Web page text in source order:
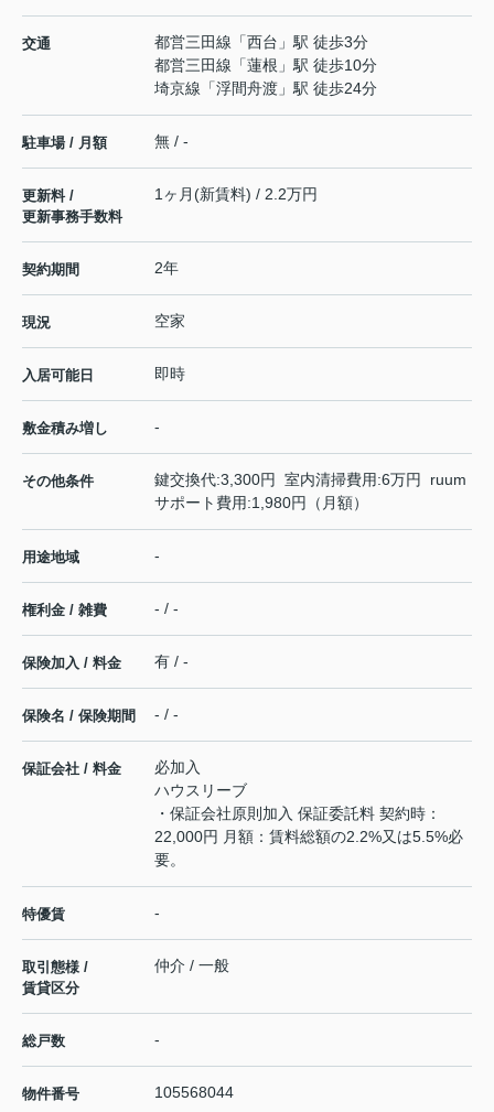
交通 都営三田線 「西台 」駅 徒歩3分
都営三田線 「蓮根 」駅 徒歩10分
埼京線 「浮間舟渡 」駅 徒歩24分
駐車場 / 月額 無 / -
更新料 /
更新事務手数料
1ヶ月(新賃料) / 2.2万円
契約期間 2年
現況 空家
入居可能日 即時
敷金積み増し -
その他条件
鍵交換代:3,300円 室内清掃費用:6万円 ruum
サポート費用:1,980円（月額）
用途地域 -
権利金 / 雑費 - / -
保険加入 / 料金 有 / -
保険名 / 保険期間 - / -
保証会社 / 料金
必加入
ハウスリーブ
・保証会社原則加入 保証委託料 契約時：
22,000円 月額：賃料総額の2.2%又は5.5%必
要。
特優賃 -
取引態様 /
賃貸区分
仲介 / 一般
総戸数 -
物件番号 105568044